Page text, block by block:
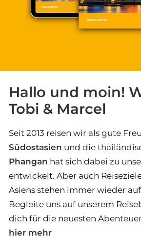
Hallo und moin!
Tobi & Marcel
Seit 2013 reisen wir als gute
Südostasien und die
Phangan hat sich dabei zu
entwickelt. Aber auch
Asiens stehen immer wieder
Begleite uns auf unserem
dich für die neuesten
hier mehr